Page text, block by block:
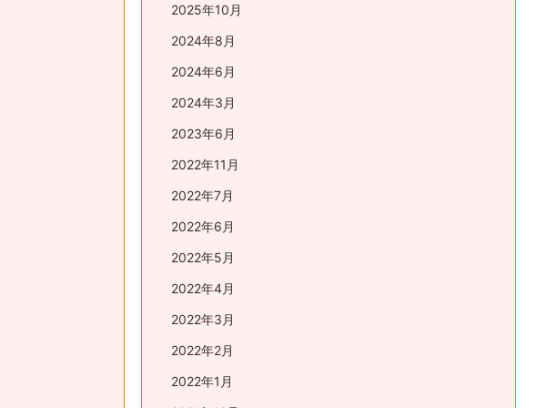
2025年10月
2024年8月
2024年6月
2024年3月
2023年6月
2022年11月
2022年7月
2022年6月
2022年5月
2022年4月
2022年3月
2022年2月
2022年1月